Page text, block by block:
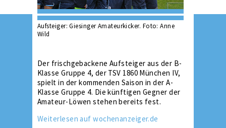
Aufsteiger: Giesinger Amateurkicker. Foto: Anne
Wild
Der frischgebackene Aufsteiger aus der B-
Klasse Gruppe 4, der TSV 1860 München IV,
spielt in der kommenden Saison in der A-
Klasse Gruppe 4. Die künftigen Gegner der
Amateur-Löwen stehen bereits fest.
Weiterlesen auf wochenanzeiger.de